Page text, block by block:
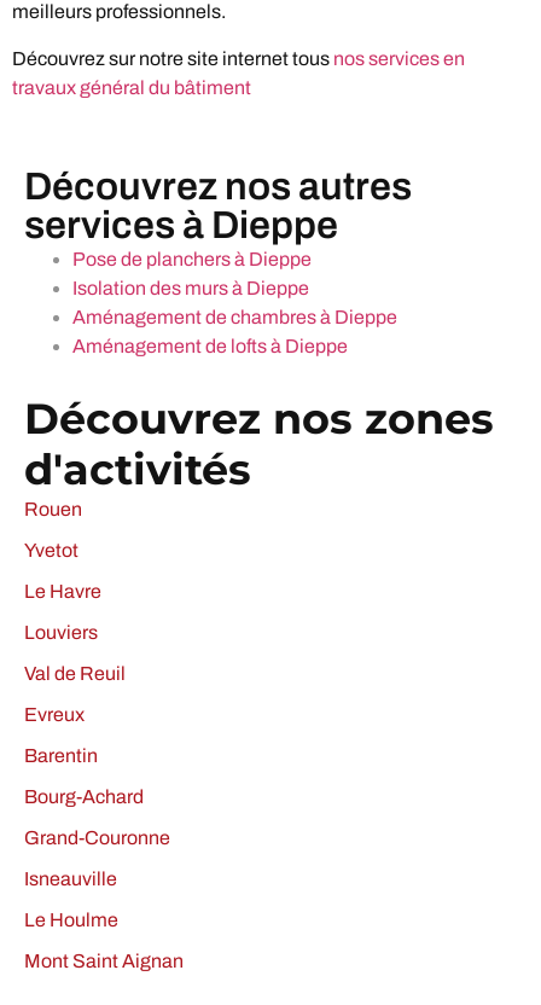
meilleurs professionnels.
Découvrez sur notre site internet tous nos services en
travaux général du bâtiment
Découvrez nos autres
services à Dieppe
Pose de planchers à Dieppe
Isolation des murs à Dieppe
Aménagement de chambres à Dieppe
Aménagement de lofts à Dieppe
Découvrez nos zones
d'activités
Rouen
Yvetot
Le Havre
Louviers
Val de Reuil
Evreux
Barentin
Bourg-Achard
Grand-Couronne
Isneauville
Le Houlme
Mont Saint Aignan